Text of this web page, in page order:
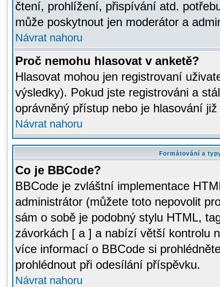
čtení, prohlížení, přispívání atd.
může poskytnout jen moderátor a
Návrat nahoru
Proč nemohu hlasovat v anketě?
Hlasovat mohou jen registrovaní
výsledky). Pokud jste registrováni a
oprávněný přístup nebo je hlasování
Návrat nahoru
Formátování a
Co je BBCode?
BBCode je zvláštní implementace
administrátor (můžete toto nepovolit
sám o sobě je podobný stylu HTML,
závorkách [ a ] a nabízí větší kontrolu
více informací o BBCode si
prohlédnout při odesílání příspěvku.
Návrat nahoru